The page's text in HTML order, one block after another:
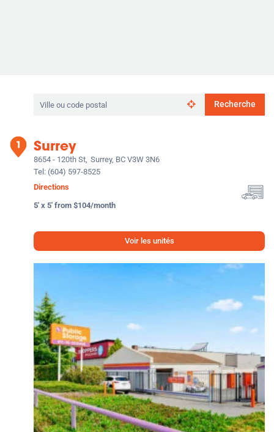
Rechercher
par
code
postal
Recherche
Surrey
8654 - 120th St, Surrey, BC V3W 3N6
Tel: (604) 597-8525
Directions
5' x 5' from $104/month
Voir les unités